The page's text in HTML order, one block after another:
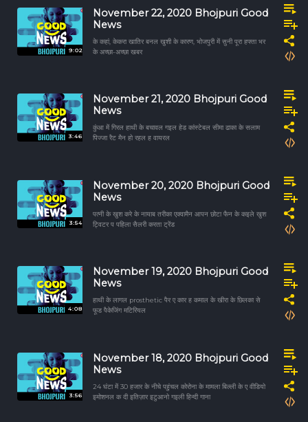
9:02
November 22, 2020 Bhojpuri Good
News
के कहां, केकरा खातिर बनल खुशी के कारण, भोजपुरी में सुनी पूरा हफ्ता भर
के अच्छा-अच्छा खबर
3:46
November 21, 2020 Bhojpuri Good
News
कुंआ में गिरल हाथी के बचावल गइल हेड कांस्टेबल सीमा ढाका के सलाम
पिज्जा रैट मैन हो रहल ह वायरल
3:54
November 20, 2020 Bhojpuri Good
News
पत्नी के खुश करे के नायाब तरीका एक्वामैन आपन छोटा फैन के कइले खुश
ट्विटर प पहिला सैलरी करता ट्रेंड
4:08
November 19, 2020 Bhojpuri Good
News
हाथी के लागल prosthetic पैर ए कार ह कमाल के खीरा के छिलका से
फूड पैकेजिंग मटिरियल
3:56
November 18, 2020 Bhojpuri Good
News
24 घंटा में 30 हजार के नीचे पहुंचल कोरोना के मामला बिल्ली के ए वीडियो
इमोशनल क दी इतिज़ार इटुआनो गइली हिन्दी गाना